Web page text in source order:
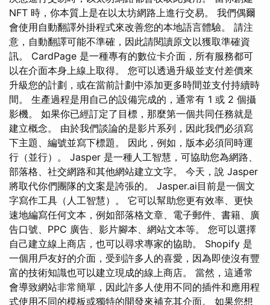
NFT 時，你本質上是在以太坊網路上進行交易。 我們偶爾
會使用自動翻譯外掛程式來改善您的本地語言體驗。 請注
意，自動翻譯可能不準確，因此請閱讀原文以獲取準確資
訊。 CardPage 是一種專有的數位卡介面，所有服務都可
以在介面本身上線上取得。 您可以透過升級並支付差價來
升級您的計劃，或在當前計劃中添加更多時間並支付持續時
間。 生產過程是用自己的設備完成的，通常有 1 或 2 個攝
影機。 如果你已經訂定了目標，那麼第一個共同任務就是
建立概念。 由於我們談論的是影片系列，因此我們必須寫
下主題、編號並寫下標題。 因此，例如，版本必須同時運
行（並行）。 Jasper 是一種人工智慧，可協助您為網路、
部落格、社交網路和其他網站建立文字。 今天，說 Jasper
將取代你們團隊的文案是誇張的。 Jasper.ai目前是一個文
字寫作工具（人工智慧）。 它可以幫助您更有效率、更快
速地編寫任何文本，例如部落格文章、電子郵件、書籍、廣
告口號、PPC 廣告、影片腳本、網站文本等。 您可以選擇
自己建立線上商店，也可以尋求專家的協助。 Shopify 是
一個用戶友好的介面，受到許多人的喜愛，因為即使沒有豐
富的技術知識也可以建立現成的線上商店。 當然，這通常
會導致網站非常簡單，因此許多人使用不同的插件和應用程
式使用不同的模板或獨特的開發來補充其介面。 如果您想